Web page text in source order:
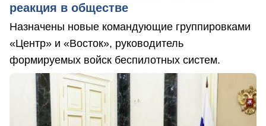
реакция в обществе
Назначены новые командующие группировками
«Центр» и «Восток», руководитель
формируемых войск беспилотных систем.